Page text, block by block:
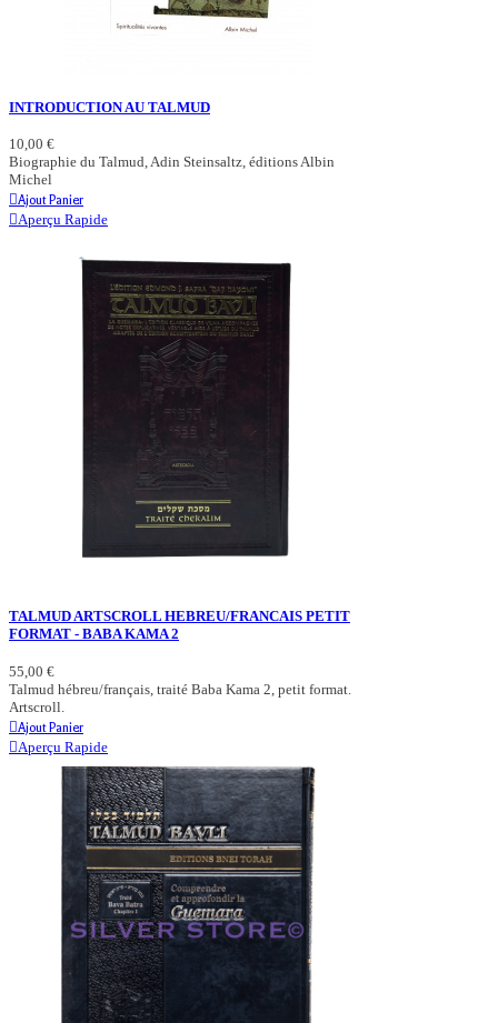
INTRODUCTION AU TALMUD
10,00 €
Biographie du Talmud, Adin Steinsaltz, éditions Albin
Michel
Ajout Panier
Aperçu Rapide
TALMUD ARTSCROLL HEBREU/FRANCAIS PETIT
FORMAT - BABA KAMA 2
55,00 €
Talmud hébreu/français, traité Baba Kama 2, petit format.
Artscroll.
Ajout Panier
Aperçu Rapide